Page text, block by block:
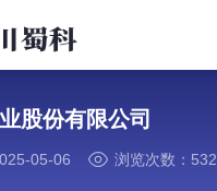
股份有限公司
05-06 浏览次数：532